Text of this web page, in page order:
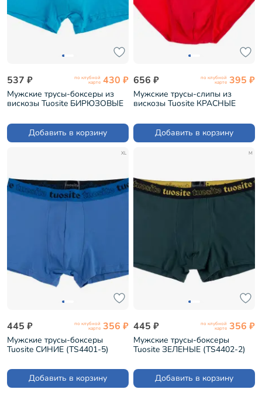
537 ₽ по клубной
карте 430 ₽
Мужские трусы-боксеры из
вискозы Tuosite БИРЮЗОВЫЕ
Добавить в корзину
656 ₽ по клубной
карте 395 ₽
Мужские трусы-слипы из
вискозы Tuosite КРАСНЫЕ
Добавить в корзину
XL
445 ₽ по клубной
карте 356 ₽
Мужские трусы-боксеры
Tuosite СИНИЕ (TS4401-5)
Добавить в корзину
M
445 ₽ по клубной
карте 356 ₽
Мужские трусы-боксеры
Tuosite ЗЕЛЕНЫЕ (TS4402-2)
Добавить в корзину